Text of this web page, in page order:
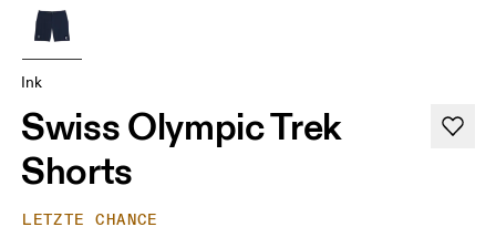
Ink
Swiss Olympic Trek
Shorts
LETZTE CHANCE